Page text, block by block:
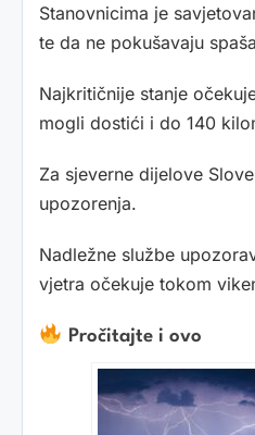
Stanovnicima je
te da ne pokušavaju
Najkritičnije stanje
mogli dostići i do 140
Za sjeverne dijelove
upozorenja.
Nadležne službe
vjetra očekuje tokom
Pročitajte i ovo